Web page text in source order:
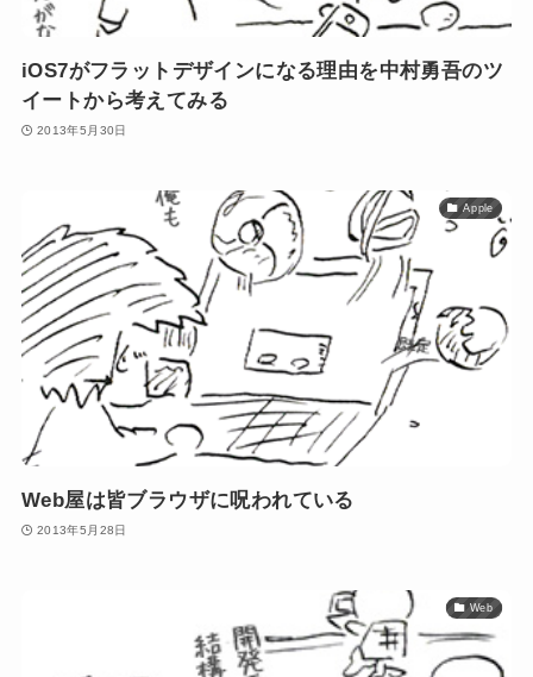
iOS7がフラットデザインになる理由を中村勇吾のツ
イートから考えてみる
2013年5月30日
Apple
Web屋は皆ブラウザに呪われている
2013年5月28日
Web